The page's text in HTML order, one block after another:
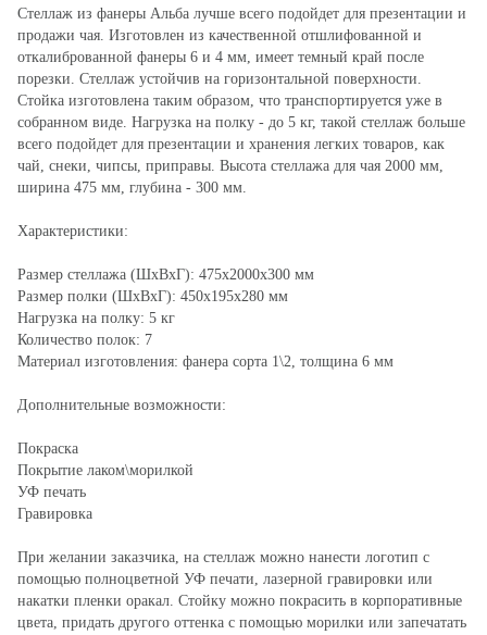
Стеллаж из фанеры Альба лучше всего подойдет для презентации и
продажи чая. Изготовлен из качественной отшлифованной и
откалиброванной фанеры 6 и 4 мм, имеет темный край после
порезки. Стеллаж устойчив на горизонтальной поверхности.
Стойка изготовлена таким образом, что транспортируется уже в
собранном виде. Нагрузка на полку - до 5 кг, такой стеллаж больше
всего подойдет для презентации и хранения легких товаров, как
чай, снеки, чипсы, приправы. Высота стеллажа для чая 2000 мм,
ширина 475 мм, глубина - 300 мм.
Характеристики:
Размер стеллажа (ШхВхГ): 475х2000х300 мм
Размер полки (ШхВхГ): 450х195х280 мм
Нагрузка на полку: 5 кг
Количество полок: 7
Материал изготовления: фанера сорта 1\2, толщина 6 мм
Дополнительные возможности:
Покраска
Покрытие лаком\морилкой
УФ печать
Гравировка
При желании заказчика, на стеллаж можно нанести логотип с
помощью полноцветной УФ печати, лазерной гравировки или
накатки пленки оракал. Стойку можно покрасить в корпоративные
цвета, придать другого оттенка с помощью морилки или запечатать